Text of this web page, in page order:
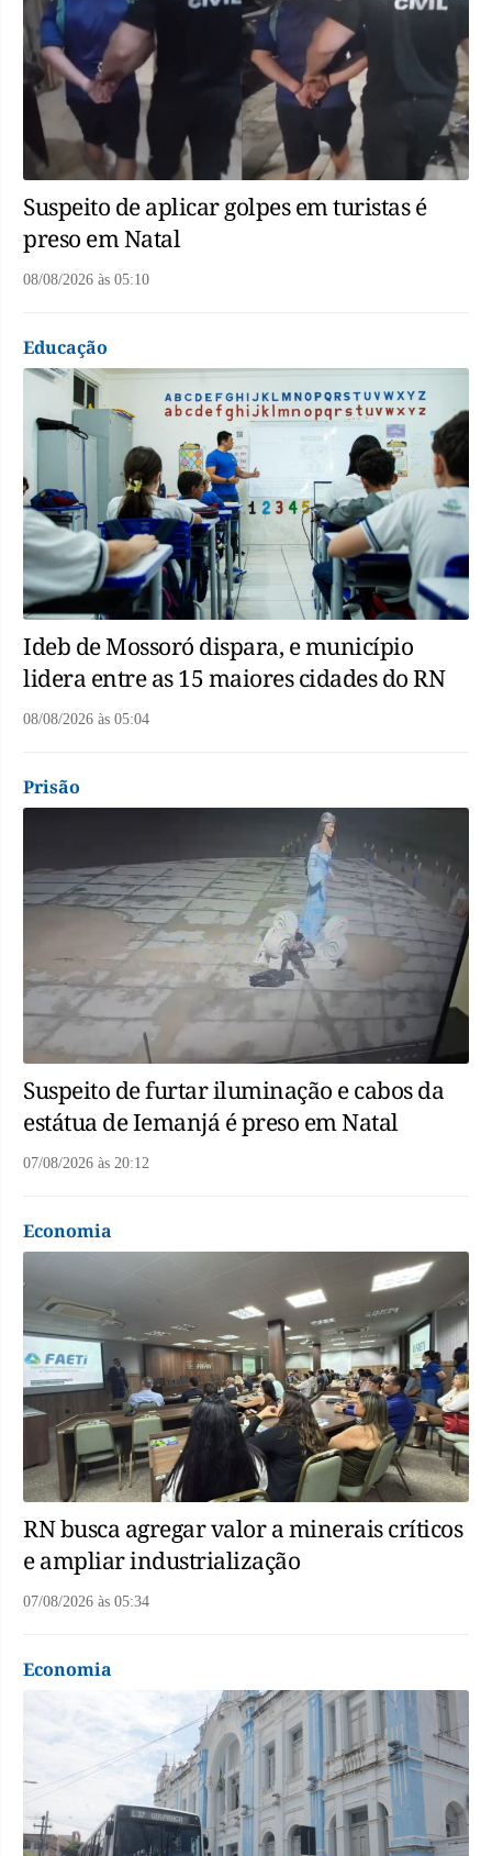
Suspeito de aplicar golpes em turistas é
preso em Natal
08/08/2026 às 05:10
Educação
Ideb de Mossoró dispara, e município
lidera entre as 15 maiores cidades do RN
08/08/2026 às 05:04
Prisão
Suspeito de furtar iluminação e cabos da
estátua de Iemanjá é preso em Natal
07/08/2026 às 20:12
Economia
RN busca agregar valor a minerais críticos
e ampliar industrialização
07/08/2026 às 05:34
Economia